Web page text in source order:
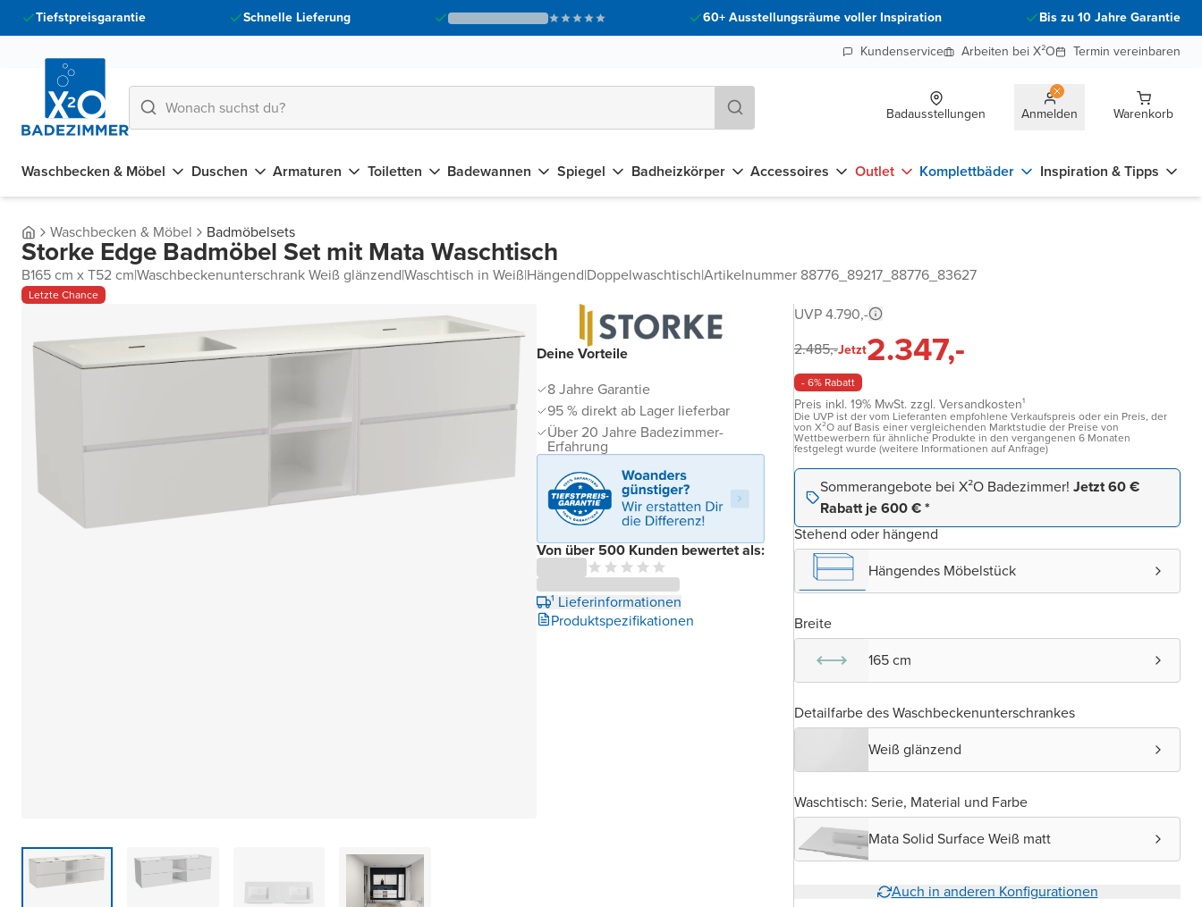
Tiefstpreisgarantie Schnelle Lieferung 60+ Ausstellungsräume voller Inspiration
Bis zu 10 Jahre Garantie
Kundenservice
Arbeiten bei X²O Termin vereinbaren
Badausstellungen Anmelden Warenkorb
Waschbecken & Möbel Duschen Armaturen Toiletten Badewannen Spiegel Badheizkörper Accessoires Outlet Komplettbäder Inspiration & Tipps
Waschbecken & Möbel Badmöbelsets
Storke Edge Badmöbel Set mit Mata Waschtisch
B165 cm x T52 cm|Waschbeckenunterschrank Weiß glänzend|Waschtisch in Weiß|Hängend|Doppelwaschtisch|Artikelnummer 88776_89217_88776_83627
Letzte Chance
Deine Vorteile
8 Jahre Garantie
95 % direkt ab Lager lieferbar
Über 20 Jahre Badezimmer-
Erfahrung
Von über 500 Kunden bewertet als:
¹ Lieferinformationen
Produktspezifikationen
UVP 4.790,-
2.485,-Jetzt2.347,-
- 6% Rabatt
Preis inkl. 19% MwSt. zzgl. Versandkosten¹
Die UVP ist der vom Lieferanten empfohlene Verkaufspreis oder ein Preis, der
von X²O auf Basis einer vergleichenden Marktstudie der Preise von
Wettbewerbern für ähnliche Produkte in den vergangenen 6 Monaten
festgelegt wurde (weitere Informationen auf Anfrage)
Sommerangebote bei X²O Badezimmer! Jetzt 60 €
Rabatt je 600 € *
Stehend oder hängend
Hängendes Möbelstück
Breite
165 cm
Detailfarbe des Waschbeckenunterschrankes
Weiß glänzend
Waschtisch: Serie, Material und Farbe
Mata Solid Surface Weiß matt
Auch in anderen Konfigurationen